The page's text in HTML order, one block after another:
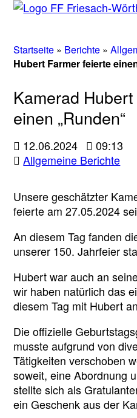
Startseite » Berichte »
Hubert Farmer feierte
Kamerad
einen „Runden“
12.06.2024
09:13
Allgemeine Berichte
Unsere geschätzter
feierte am 27.05.2024
An diesem Tag fanden
unserer 150. Jahrfeier
Hubert war auch an
wir haben natürlich das
diesem Tag mit Hubert
Die offizielle
musste aufgrund von
Tätigkeiten verschoben
soweit, eine Abordnung
stellte sich als
ein Geschenk aus der